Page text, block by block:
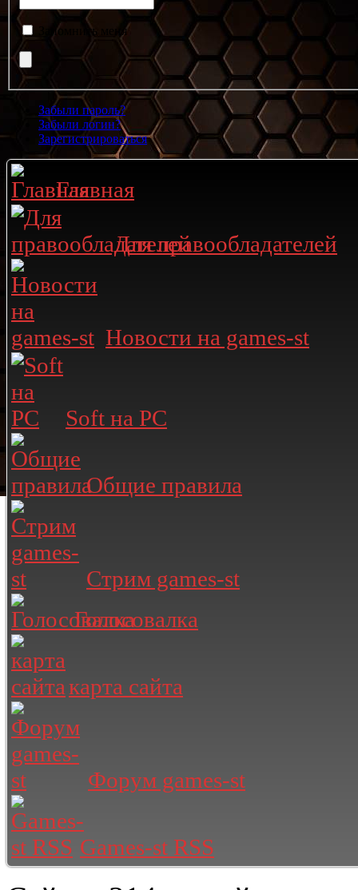
Запомнить меня
Забыли пароль?
Забыли логин?
Зарегистрироваться
Главная
Для правообладателей
Новости на games-st
Soft на PC
Общие правила
Стрим games-st
Голосовалка
карта сайта
Форум games-st
Games-st RSS